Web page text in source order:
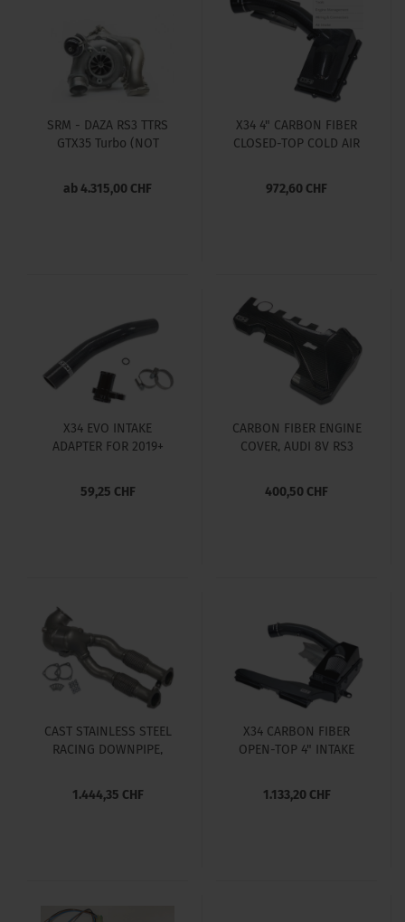
SRM - DAZA RS3 TTRS
GTX35 Turbo (NOT
ab 4.315,00 CHF
X34 4" CARBON FIBER
CLOSED-TOP COLD AIR
972,60 CHF
X34 EVO INTAKE
ADAPTER FOR 2019+
59,25 CHF
CARBON FIBER ENGINE
COVER, AUDI 8V RS3
400,50 CHF
CAST STAINLESS STEEL
RACING DOWNPIPE,
1.444,35 CHF
X34 CARBON FIBER
OPEN-TOP 4" INTAKE
1.133,20 CHF